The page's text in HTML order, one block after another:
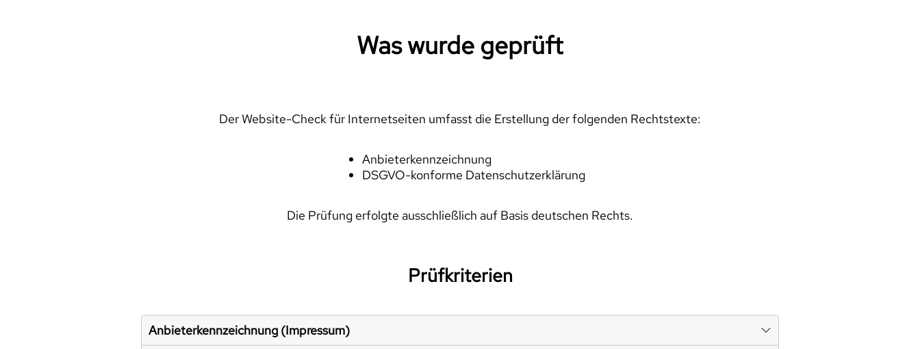
Was wurde geprüft
Der Website-Check für Internetseiten umfasst die Erstellung der folgenden Rechtstexte:
Anbieterkennzeichnung
DSGVO-konforme Datenschutzerklärung
Die Prüfung erfolgte ausschließlich auf Basis deutschen Rechts.
Prüfkriterien
Anbieterkennzeichnung (Impressum)